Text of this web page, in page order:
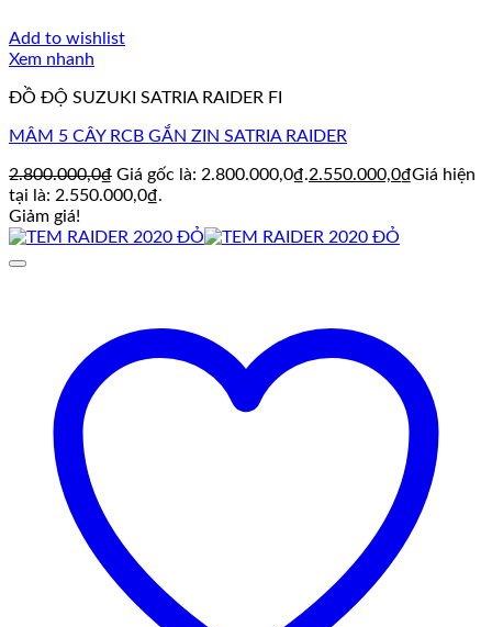
Add to wishlist
Xem nhanh
ĐỒ ĐỘ SUZUKI SATRIA RAIDER FI
MÂM 5 CÂY RCB GẮN ZIN SATRIA RAIDER
2.800.000,0₫ Giá gốc là: 2.800.000,0₫.2.550.000,0₫Giá hiện
tại là: 2.550.000,0₫.
Giảm giá!